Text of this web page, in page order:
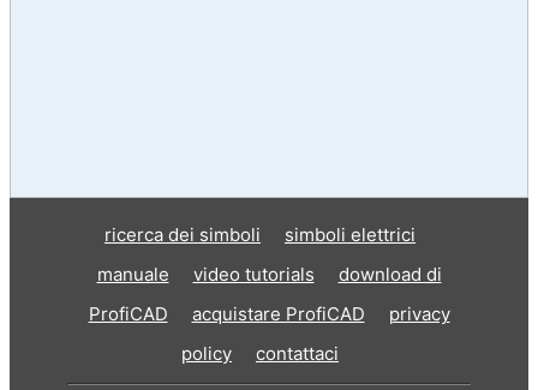
ricerca dei simboli
simboli elettrici
manuale
video tutorials
download di
ProfiCAD
acquistare ProfiCAD
privacy
policy
contattaci